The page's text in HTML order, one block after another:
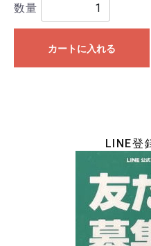
数量
カートに入れる
LINE登